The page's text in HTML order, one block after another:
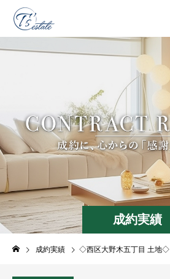
成約実績
成約実績 ◇西区大野木五丁目 土地◇